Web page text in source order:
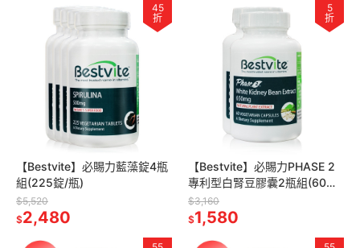
45
折
【Bestvite】必賜力藍藻錠4瓶
組(225錠/瓶)
$5,520
$2,480
5
折
【Bestvite】必賜力PHASE 2
專利型白腎豆膠囊2瓶組(60顆/
瓶)
$3,160
$1,580